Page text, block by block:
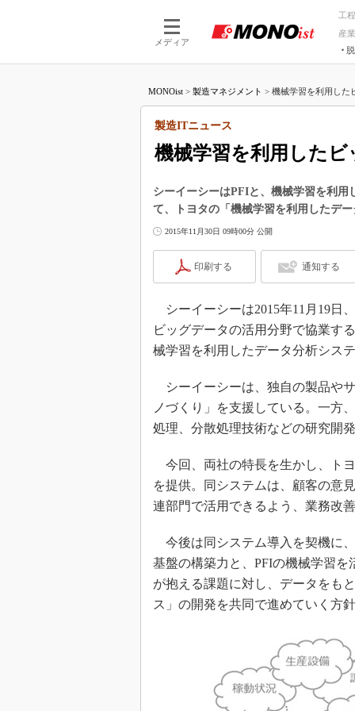
メディア
工
産
つながる工場
AI×設備
MONOist > 製造マネジメント > 機械学習を利用した
機械学習を利用した
製造ITニュース
シーイーシーはPFIと、機械学習を利用
て、トヨタの「機械学習を利用したデ
2015年11月30日 09時00分 公開
印刷する 通知する
シーイーシーは2015年11月19日
ビッグデータの活用分野で協業す
械学習を利用したデータ分析シス
シーイーシーは、独自の製品や
ノづくり」を支援している。一方
処理、分散処理技術などの研究開
今回、両社の特長を生かし、ト
を提供。同システムは、顧客の意
連部門で活用できるよう、業務改
今後は同システム導入を契機に
基盤の構築力と、PFIの機械学習
が抱える課題に対し、データをも
ス」の開発を共同で進めていく方